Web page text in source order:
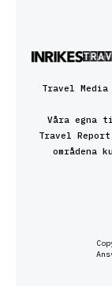
Travel
Våra egna
Travel
områdena